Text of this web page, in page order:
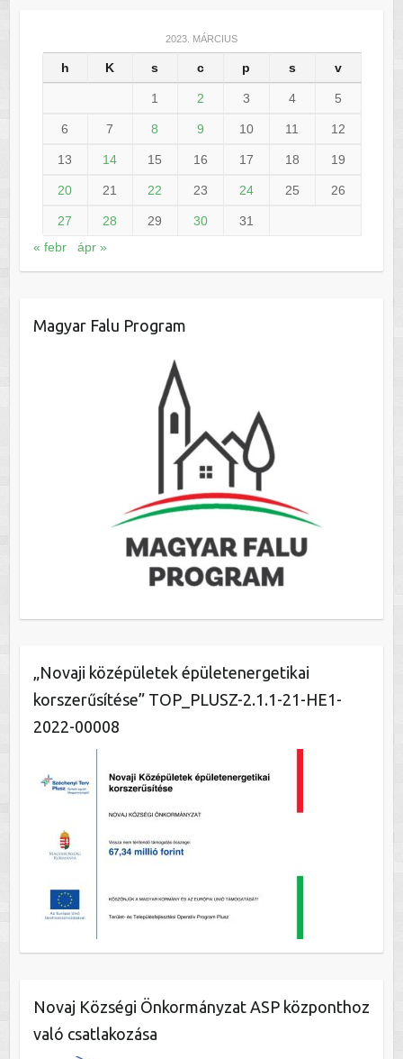
2023. MÁRCIUS
h K s c p s v
1 2 3 4 5
6 7 8 9 10 11 12
13 14 15 16 17 18 19
20 21 22 23 24 25 26
27 28 29 30
31
« febr
ápr »
Magyar Falu Program
„Novaji középületek épületenergetikai
korszerűsítése” TOP_PLUSZ-2.1.1-21-HE1-
2022-00008
Novaj Községi Önkormányzat ASP központhoz
való csatlakozása